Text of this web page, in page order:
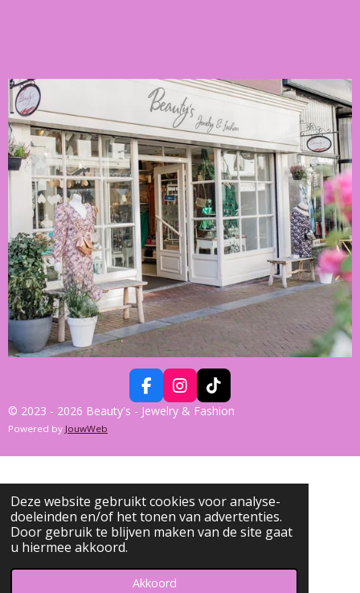
Deze website gebruikt cookies voor analyse-
doeleinden en/of het tonen van advertenties.
Door gebruik te blijven maken van de site gaat
u hiermee akkoord.
Akkoord
F
A
B
O
K
I
N
A
R
A
M
T
I
O
© 2023 - 2026 Beauty's - Jewelry & Fashion
Powered by JouwWeb